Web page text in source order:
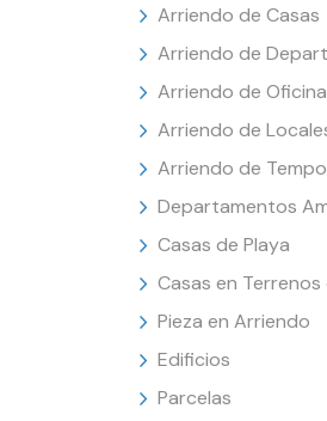
Arriendo de Casas
Arriendo de
Arriendo de
Arriendo de
Arriendo de
Departamentos
Casas de Playa
Casas en
Pieza en Arriendo
Edificios
Parcelas